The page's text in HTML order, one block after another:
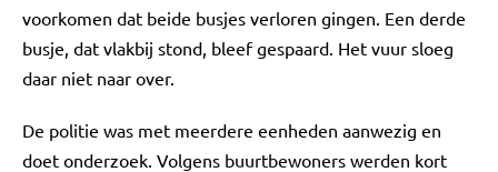
voorkomen dat beide busjes verloren gingen. Een derde
busje, dat vlakbij stond, bleef gespaard. Het vuur sloeg
daar niet naar over.
De politie was met meerdere eenheden aanwezig en
doet onderzoek. Volgens buurtbewoners werden kort